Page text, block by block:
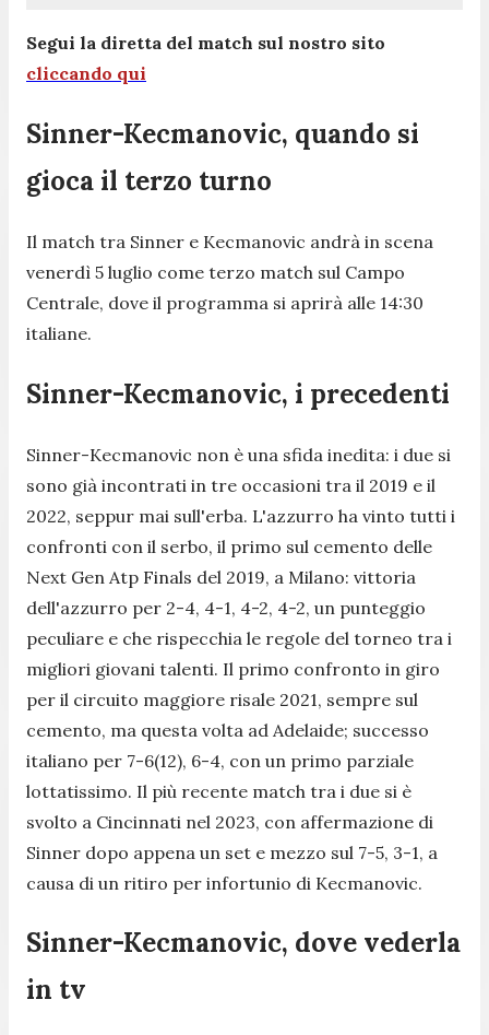
Segui la diretta del match sul nostro sito
cliccando qui
Sinner-Kecmanovic, quando si
gioca il terzo turno
Il match tra Sinner e Kecmanovic andrà in scena
venerdì 5 luglio come terzo match sul Campo
Centrale, dove il programma si aprirà alle 14:30
italiane.
Sinner-Kecmanovic, i precedenti
Sinner-Kecmanovic non è una sfida inedita: i due si
sono già incontrati in tre occasioni tra il 2019 e il
2022, seppur mai sull'erba. L'azzurro ha vinto tutti i
confronti con il serbo, il primo sul cemento delle
Next Gen Atp Finals del 2019, a Milano: vittoria
dell'azzurro per 2-4, 4-1, 4-2, 4-2, un punteggio
peculiare e che rispecchia le regole del torneo tra i
migliori giovani talenti. Il primo confronto in giro
per il circuito maggiore risale 2021, sempre sul
cemento, ma questa volta ad Adelaide; successo
italiano per 7-6(12), 6-4, con un primo parziale
lottatissimo. Il più recente match tra i due si è
svolto a Cincinnati nel 2023, con affermazione di
Sinner dopo appena un set e mezzo sul 7-5, 3-1, a
causa di un ritiro per infortunio di Kecmanovic.
Sinner-Kecmanovic, dove vederla
in tv